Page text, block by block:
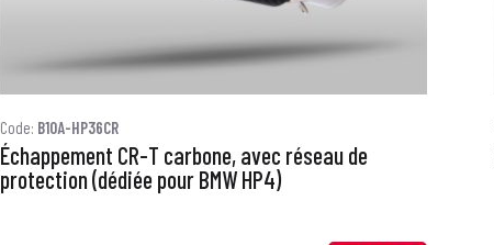
Code: B10A-HP36CR
Échappement CR-T carbone, avec réseau de
protection (dédiée pour BMW HP4)